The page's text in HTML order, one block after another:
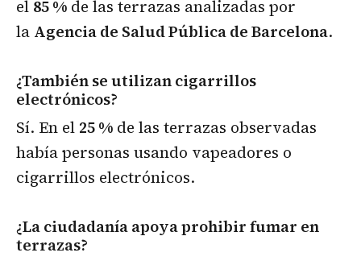
el 85 % de las terrazas analizadas por
la Agencia de Salud Pública de Barcelona.
¿También se utilizan cigarrillos
electrónicos?
Sí. En el 25 % de las terrazas observadas
había personas usando vapeadores o
cigarrillos electrónicos.
¿La ciudadanía apoya prohibir fumar en
terrazas?